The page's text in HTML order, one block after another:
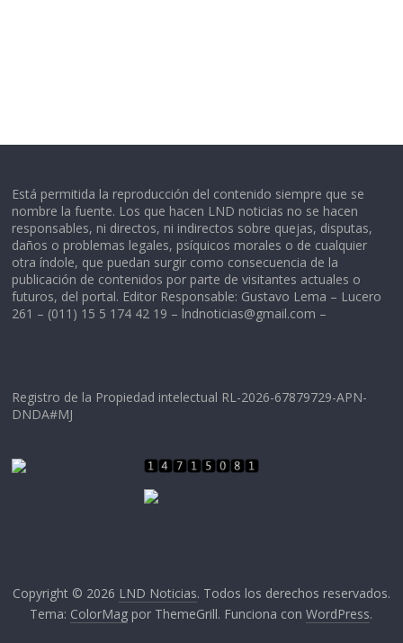
Está permitida la reproducción del contenido siempre que se
nombre la fuente. Los que hacen LND noticias no se hacen
responsables, ni directos, ni indirectos sobre quejas, disputas,
daños o problemas legales, psíquicos morales o de cualquier
otra índole, que puedan surgir como consecuencia de la
publicación de contenidos por parte de visitantes actuales o
futuros, del portal. Editor Responsable: Gustavo Lema – Lucero
261 – (011) 15 5 174 42 19 – lndnoticias@gmail.com –
Registro de la Propiedad intelectual RL-2026-67879729-APN-
DNDA#MJ
Copyright © 2026 LND Noticias. Todos los derechos reservados.
Tema: ColorMag por ThemeGrill. Funciona conWordPress.